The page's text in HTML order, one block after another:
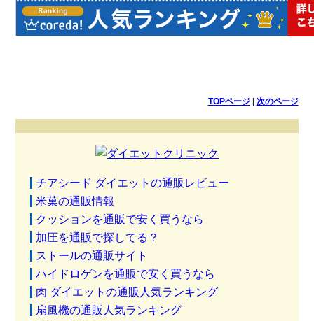
TOPページ| 次のページ
チアシード ダイエットの通販レビュー
米菓の通販情報
クッションを通販で安く買うなら
加圧を通販で探してる？
ストールの通販サイト
ハイドロゲンを通販で安く買うなら
肉 ダイエットの通販人気ランキング
扇風機の通販人気ランキング